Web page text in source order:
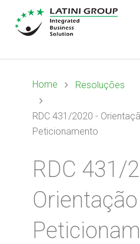
Home Resoluções
RDC 431/2020 -
Peticionamento
RDC 431/